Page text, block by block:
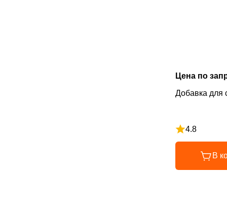
Цена по
Добавка для
4.8
Рейтинг 4.8 из
В